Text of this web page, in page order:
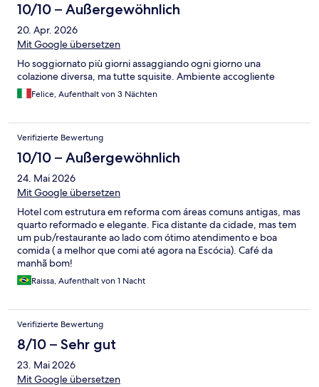
10/10 – Außergewöhnlich
20. Apr. 2026
Mit Google übersetzen
Ho soggiornato più giorni assaggiando ogni giorno una
colazione diversa, ma tutte squisite. Ambiente accogliente
Felice, Aufenthalt von 3 Nächten
Verifizierte Bewertung
10/10 – Außergewöhnlich
24. Mai 2026
Mit Google übersetzen
Hotel com estrutura em reforma com áreas comuns antigas, mas
quarto reformado e elegante. Fica distante da cidade, mas tem
um pub/restaurante ao lado com ótimo atendimento e boa
comida ( a melhor que comi até agora na Escócia). Café da
manhã bom!
Raissa, Aufenthalt von 1 Nacht
Verifizierte Bewertung
8/10 – Sehr gut
23. Mai 2026
Mit Google übersetzen